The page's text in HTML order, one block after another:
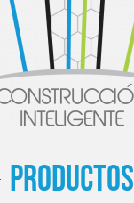
productos